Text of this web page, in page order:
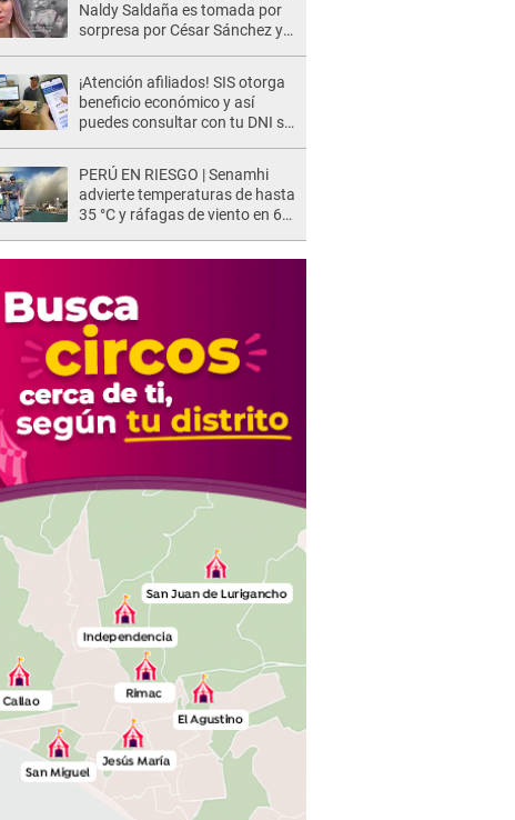
Naldy Saldaña es tomada por
sorpresa por César Sánchez y
¡Atención afiliados! SIS otorga
beneficio económico y así
puedes consultar con tu DNI si
PERÚ EN RIESGO | Senamhi
advierte temperaturas de hasta
35 °C y ráfagas de viento en 6